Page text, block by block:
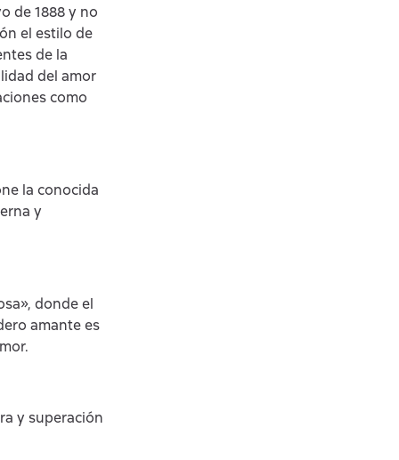
de 1888 y no
el estilo de
de la
del amor
como
la conocida
y
donde el
amante es
y superación